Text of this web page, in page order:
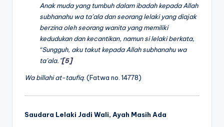
Anak muda yang tumbuh dalam ibadah kepada Allah
subhanahu wa ta’ala dan seorang lelaki yang diajak
berzina oleh seorang wanita yang memiliki
kedudukan dan kecantikan, namun si lelaki berkata,
“Sungguh, aku takut kepada Allahsubhanahu wa
ta’ala.”[5]
Wa billahi at-taufiq. (Fatwa no. 14778)
Saudara Lelaki Jadi Wali, Ayah Masih Ada